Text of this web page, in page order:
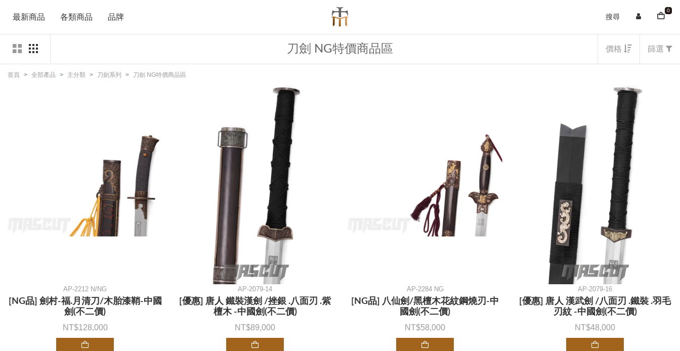
最新商品 各類商品 品牌 搜尋
0
刀劍 NG特價商品區 價格 篩選
首頁 全部產品 主分類 刀劍系列 刀劍 NG特價商品區
AP-2212 N/NG
[NG品] 劍村-福.月清刀/木胎漆鞘-中國
劍(不二價)
128,000
AP-2079-14
[優惠] 唐人 鐵裝漢劍 /挫銀 .八面刃 .紫
檀木 -中國劍(不二價)
89,000
AP-2284 NG
[NG品] 八仙劍/黑檀木花紋鋼燒刃-中
國劍(不二價)
58,000
AP-2079-16
[優惠] 唐人 漢武劍 /八面刃 .鐵裝 .羽毛
刃紋 -中國劍(不二價)
48,000